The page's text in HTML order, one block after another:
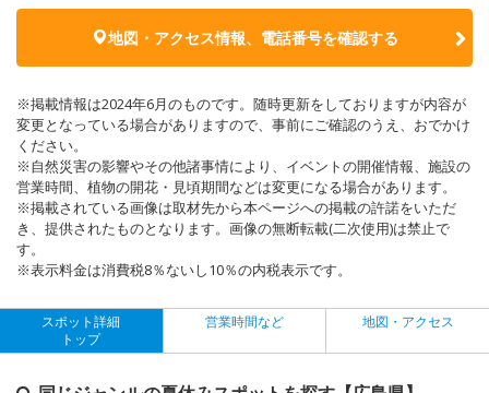
地図・アクセス情報、電話番号を確認する
※掲載情報は2024年6月のものです。随時更新をしておりますが内容が
変更となっている場合がありますので、事前にご確認のうえ、おでかけ
ください。
※自然災害の影響やその他諸事情により、イベントの開催情報、施設の
営業時間、植物の開花・見頃期間などは変更になる場合があります。
※掲載されている画像は取材先から本ページへの掲載の許諾をいただ
き、提供されたものとなります。画像の無断転載(二次使用)は禁止で
す。
※表示料金は消費税8％ないし10％の内税表示です。
スポット詳細
トップ
営業時間など 地図・アクセス